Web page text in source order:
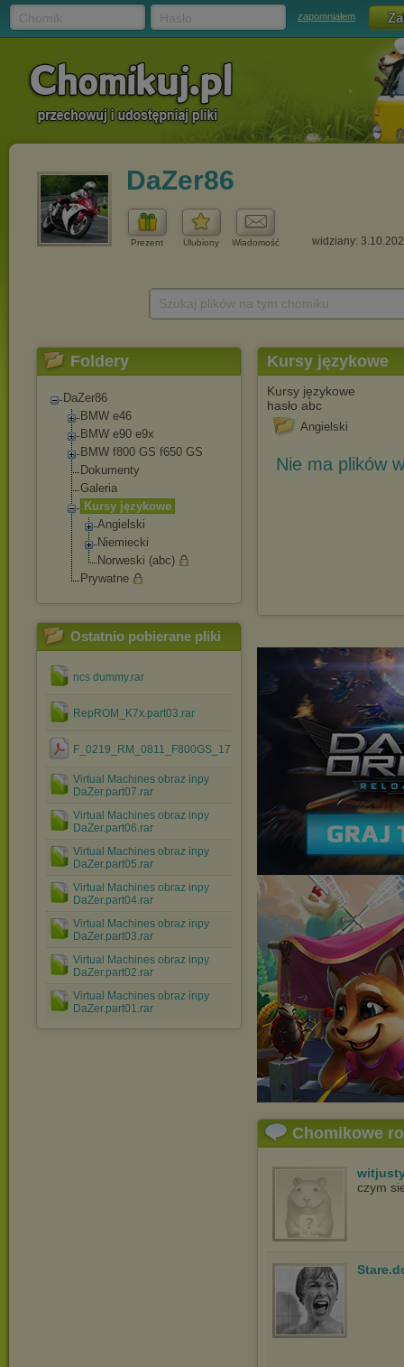
zapomniałem
DaZer86
Prezent Ulubiony Wiadomość widziany:
Foldery
DaZer86
BMW e46
BMW e90 e9x
BMW f800 GS f650 GS
Dokumenty
Galeria
Kursy językowe
Angielski
Niemiecki
Norweski (abc)
Prywatne
Ostatnio pobierane pliki
ncs dummy.rar
RepROM_K7x.part03.rar
F_0219_RM_0811_F800GS_17.pdf
Virtual Machines obraz inpy
DaZer.part07.rar
Virtual Machines obraz inpy
DaZer.part06.rar
Virtual Machines obraz inpy
DaZer.part05.rar
Virtual Machines obraz inpy
DaZer.part04.rar
Virtual Machines obraz inpy
DaZer.part03.rar
Virtual Machines obraz inpy
DaZer.part02.rar
Virtual Machines obraz inpy
DaZer.part01.rar
Kursy językowe
Kursy językowe
hasło abc
Angielski
Nie ma plików
Chomikowe
czym